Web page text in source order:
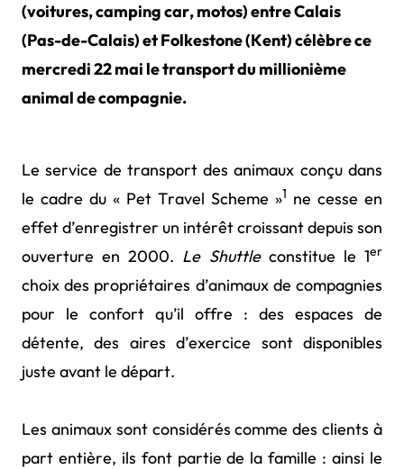
(voitures, camping car, motos) entre Calais
(Pas-de-Calais) et Folkestone (Kent) célèbre ce
mercredi 22 mai le transport du millionième
animal de compagnie.
Le service de transport des animaux conçu dans
le cadre du « Pet Travel Scheme »1 ne cesse en
effet d’enregistrer un intérêt croissant depuis son
ouverture en 2000. Le Shuttleconstitue le 1er
choix des propriétaires d’animaux de compagnies
pour le confort qu’il offre : des espaces de
détente, des aires d’exercice sont disponibles
juste avant le départ.
Les animaux sont considérés comme des clients à
part entière, ils font partie de la famille : ainsi le